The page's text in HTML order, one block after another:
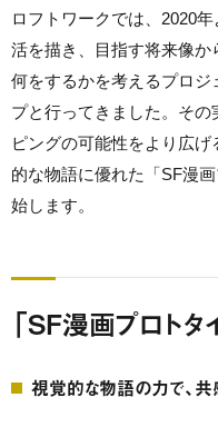
ロフトワークでは、2020
活を描き、目指す将来像か
何をするかを考えるプロ
プと行ってきました。そ
ピングの可能性をより広
的な物語に優れた「SF漫
始します。
「SF漫画プロト
視覚的な物語の力で、共